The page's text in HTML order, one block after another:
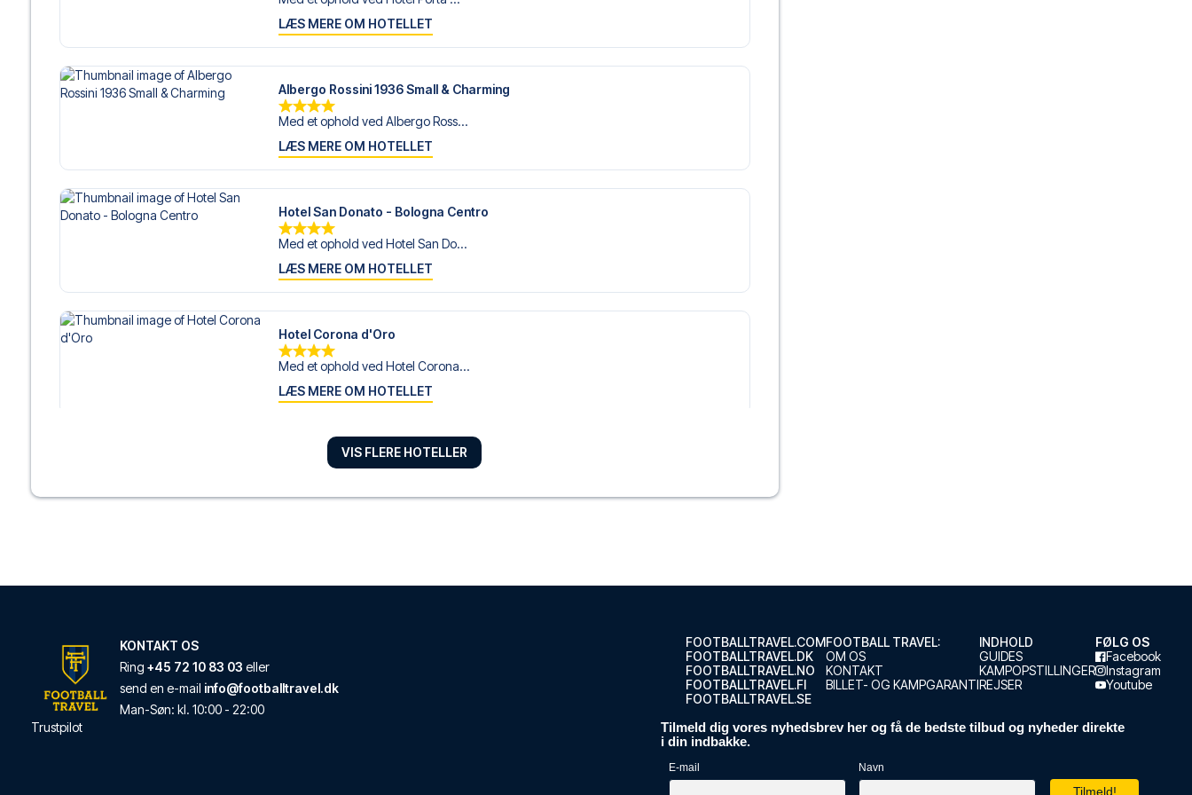
LÆS MERE OM HOTELLET
Albergo Rossini 1936 Small & Charming
Med et ophold ved Albergo Ross...
LÆS MERE OM HOTELLET
Hotel San Donato - Bologna Centro
Med et ophold ved Hotel San Do...
LÆS MERE OM HOTELLET
Hotel Corona d'Oro
Med et ophold ved Hotel Corona...
LÆS MERE OM HOTELLET
Art Hotel Commercianti
VIS FLERE HOTELLER
KONTAKT OS
Ring +45 72 10 83 03 eller
send en e-mail info@footballtravel.dk
Man-Søn: kl. 10:00 - 22:00
Trustpilot
FOOTBALLTRAVEL.COM
FOOTBALLTRAVEL.DK
FOOTBALLTRAVEL.NO
FOOTBALLTRAVEL.FI
FOOTBALLTRAVEL.SE
FOOTBALL TRAVEL:
OM OS
KONTAKT
BILLET- OG KAMPGARANTI
INDHOLD
GUIDES
KAMPOPSTILLINGER
REJSER
FØLG OS
Facebook
Instagram
Youtube
Tilmeld dig vores nyhedsbrev her og få de bedste tilbud og nyheder direkte
i din indbakke.
E-mail Navn